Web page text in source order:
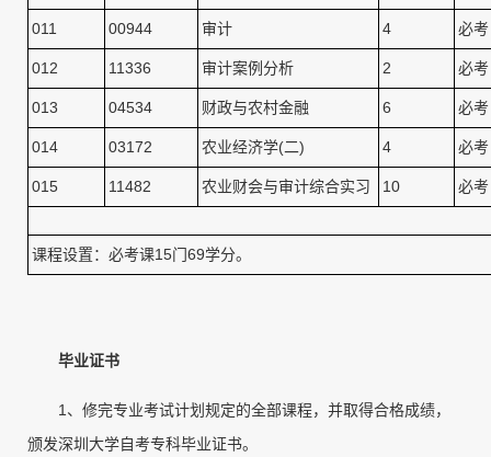
011 00944 审计 4 必考
012 11336 审计案例分析 2 必考
013 04534 财政与农村金融 6 必考
014 03172 农业经济学(二) 4 必考
015 11482 农业财会与审计综合实习 10 必考
课程设置：必考课15门69学分。
毕业证书
1、修完专业考试计划规定的全部课程，并取得合格成绩，
颁发深圳大学自考专科毕业证书。